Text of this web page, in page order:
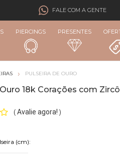
FALE COM A GENTE
PIERCINGS PRESENTES
PULSEIRA DE OURO
18k Corações com
( Avalie agora! )